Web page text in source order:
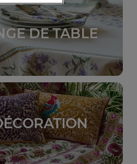
DE TABLE